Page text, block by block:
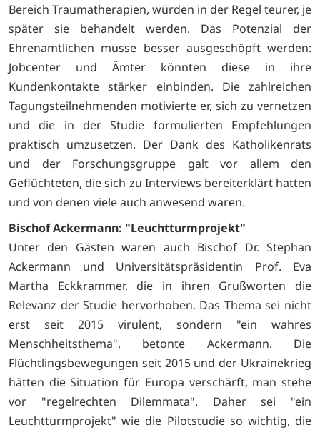
Bereich Traumatherapien, würden in der Regel teurer, je
später sie behandelt werden. Das Potenzial der
Ehrenamtlichen müsse besser ausgeschöpft werden:
Jobcenter und Ämter könnten diese in ihre
Kundenkontakte stärker einbinden. Die zahlreichen
Tagungsteilnehmenden motivierte er, sich zu vernetzen
und die in der Studie formulierten Empfehlungen
praktisch umzusetzen. Der Dank des Katholikenrats
und der Forschungsgruppe galt vor allem den
Geflüchteten, die sich zu Interviews bereiterklärt hatten
und von denen viele auch anwesend waren.
Bischof Ackermann: "Leuchtturmprojekt"
Unter den Gästen waren auch Bischof Dr. Stephan
Ackermann und Universitätspräsidentin Prof. Eva
Martha Eckkrammer, die in ihren Grußworten die
Relevanz der Studie hervorhoben. Das Thema sei nicht
erst seit 2015 virulent, sondern "ein wahres
Menschheitsthema", betonte Ackermann. Die
Flüchtlingsbewegungen seit 2015 und der Ukrainekrieg
hätten die Situation für Europa verschärft, man stehe
vor "regelrechten Dilemmata". Daher sei "ein
Leuchtturmprojekt" wie die Pilotstudie so wichtig, die